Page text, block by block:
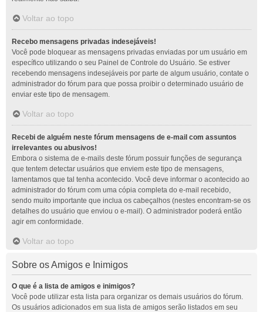
Voltar ao topo
Recebo mensagens privadas indesejáveis!
Você pode bloquear as mensagens privadas enviadas por um usuário em
específico utilizando o seu Painel de Controle do Usuário. Se estiver
recebendo mensagens indesejáveis por parte de algum usuário, contate o
administrador do fórum para que possa proibir o determinado usuário de
enviar este tipo de mensagem.
Voltar ao topo
Recebi de alguém neste fórum mensagens de e-mail com assuntos
irrelevantes ou abusivos!
Embora o sistema de e-mails deste fórum possuir funções de segurança
que tentem detectar usuários que enviem este tipo de mensagens,
lamentamos que tal tenha acontecido. Você deve informar o acontecido ao
administrador do fórum com uma cópia completa do e-mail recebido,
sendo muito importante que inclua os cabeçalhos (nestes encontram-se os
detalhes do usuário que enviou o e-mail). O administrador poderá então
agir em conformidade.
Voltar ao topo
Sobre os Amigos e Inimigos
O que é a lista de amigos e inimigos?
Você pode utilizar esta lista para organizar os demais usuários do fórum.
Os usuários adicionados em sua lista de amigos serão listados em seu